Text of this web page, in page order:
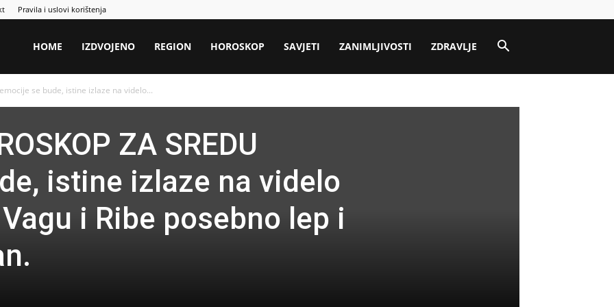
Pravila i uslovi korištenja
HOME IZDVOJENO REGION HOROSKOP SAVJETI ZANIMLJIVOSTI ZDRAVLJE
emocije se bude, istine izlaze na videlo...
ZA SREDU
istine izlaze na videlo
i Ribe posebno lep i